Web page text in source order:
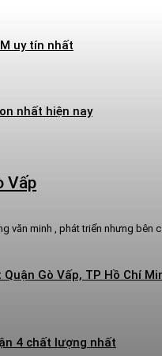
uy tín nhất
nhất hiện nay
Vấp
văn minh , phát triển nhưng bên
Gò Vấp, TP Hồ Chí
4 chất lượng nhất